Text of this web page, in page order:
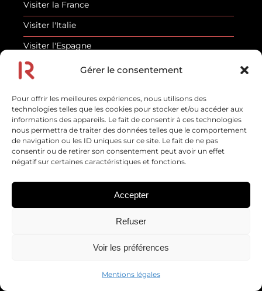
Gérer le consentement
Pour offrir les meilleures expériences, nous utilisons des
technologies telles que les cookies pour stocker et/ou accéder aux
informations des appareils. Le fait de consentir à ces technologies
nous permettra de traiter des données telles que le comportement
de navigation ou les ID uniques sur ce site. Le fait de ne pas
consentir ou de retirer son consentement peut avoir un effet
négatif sur certaines caractéristiques et fonctions.
Accepter
Refuser
Voir les préférences
Mentions légales
Visiter la France
Visiter l'Italie
Visiter l'Espagne
Visiter le Portugal
Visiter l'Irlande
Visiter la Roumanie
Visiter la Corée du Sud
Visiter la Thaïlande
Visiter l'Afrique